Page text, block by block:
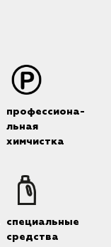
профессиона-
льная
химчистка
специальные
средства